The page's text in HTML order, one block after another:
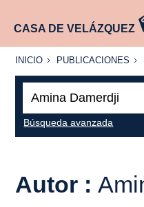
CASA DE VELÁZQUEZ
INICIO
INICIO PUBLICACIONES
PUBLICACIONES
Búsqueda avanzada
Autor :